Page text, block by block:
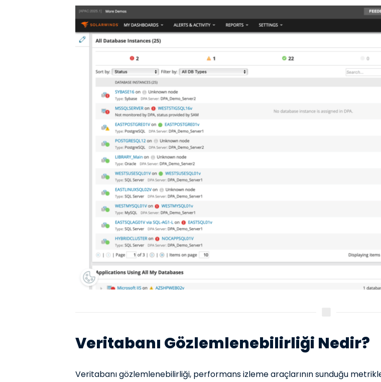
Veritabanı Gözlemlenebilirliği Nedir?
Veritabanı gözlemlenebilirliği, performans izleme araçlarının sunduğu